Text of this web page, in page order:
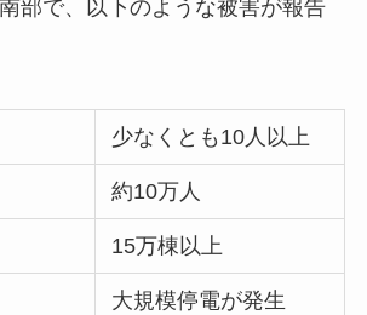
部で、以下のような被害が報告
少なくとも10人以上
約10万人
15万棟以上
大規模停電が発生